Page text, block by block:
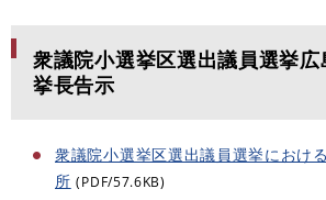
衆議院小選挙区選出議員選挙広
挙長告示
衆議院小選挙区選出議員選挙におけ
所 (PDF/57.6KB)